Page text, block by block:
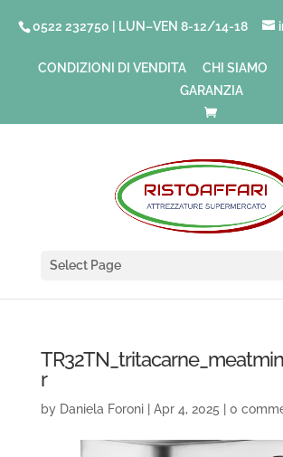
0522 232750 | LUN–VEN 8-12/14-18
CONDIZIONI DI VENDITA CHI SIAMO
GARANZIA
Select Page
r
by Daniela Foroni| Apr 4, 2025 0